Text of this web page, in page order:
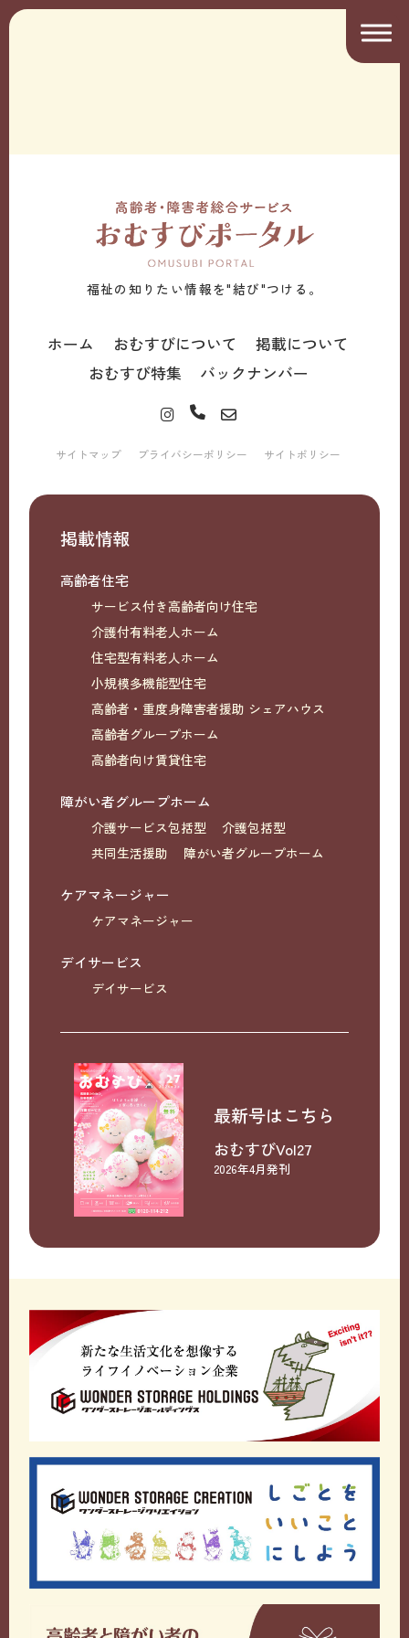
福祉の知りたい情報を"結び"つける。
ホーム おむすびについて
掲載について
おむすび特集
バックナンバー
サイトマップ プライバシーポリシー サイトポリシー
掲載情報
高齢者住宅
サービス付き高齢者向け住宅
介護付有料老人ホーム
住宅型有料老人ホーム
小規模多機能型住宅
高齢者・重度身障害者援助 シェアハウス
高齢者グループホーム
高齢者向け賃貸住宅
障がい者グループホーム
介護サービス包括型
介護包括型
共同生活援助
障がい者グループホーム
ケアマネージャー
ケアマネージャー
デイサービス
デイサービス
最新号はこちら
おむすびVol27
2026年4月発刊